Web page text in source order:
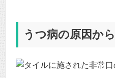
うつ病の原因か